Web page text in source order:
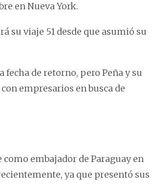
en Nueva York.
su viaje 51 desde que asumió su
de retorno, pero Peña y su
empresarios en busca de
embajador de Paraguay en
ya que presentó sus